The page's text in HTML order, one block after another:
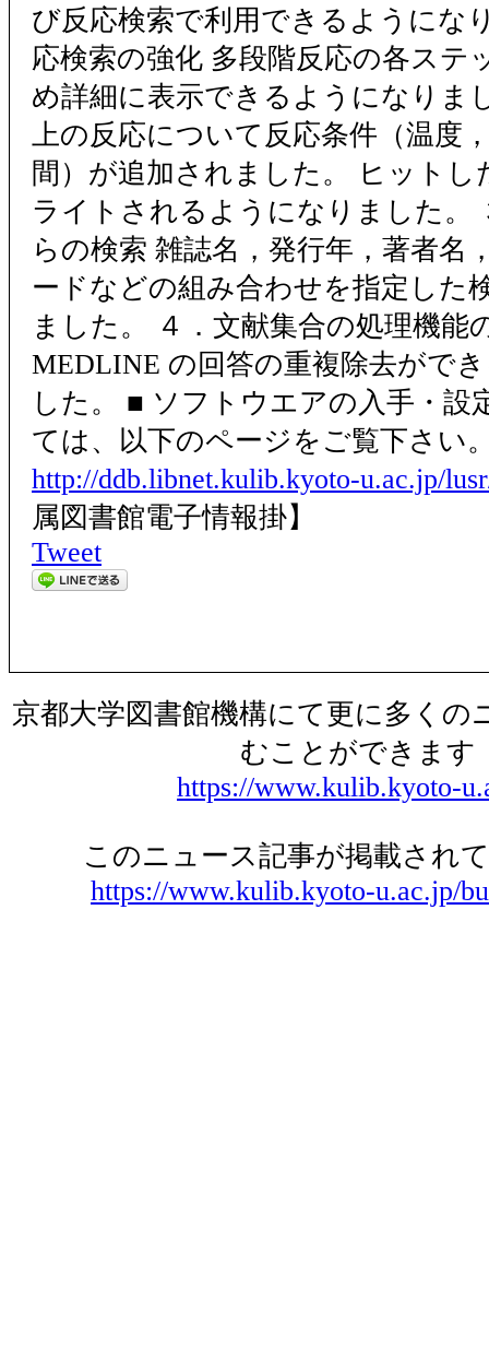
び反応検索で利用できるようにな
応検索の強化 多段階反応の各ステ
め詳細に表示できるようになりま
上の反応について反応条件（温度
間）が追加されました。 ヒットし
ライトされるようになりました。
らの検索 雑誌名，発行年，著者名
ードなどの組み合わせを指定した
ました。 ４．文献集合の処理機能
MEDLINE の回答の重複除去がで
した。 ■ ソフトウエアの入手・設
ては、以下のページをご覧下さい
http://ddb.libnet.kulib.kyoto-u.ac.jp/
属図書館電子情報掛】
Tweet
京都大学図書館機構にて更に多くの
むことができます
https://www.kulib.kyoto-
このニュース記事が掲載され
https://www.kulib.kyoto-u.ac.jp/